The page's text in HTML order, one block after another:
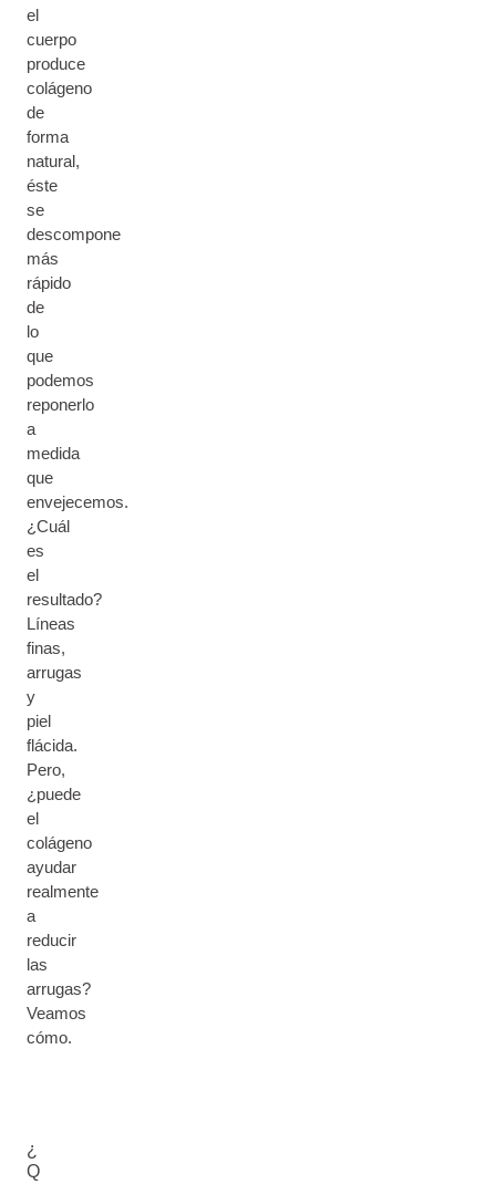
el
cuerpo
produce
colágeno
de
forma
natural,
éste
se
descompone
más
rápido
de
lo
que
podemos
reponerlo
a
medida
que
envejecemos.
¿Cuál
es
el
resultado?
Líneas
finas,
arrugas
y
piel
flácida.
Pero,
¿puede
el
colágeno
ayudar
realmente
a
reducir
las
arrugas?
Veamos
cómo.
¿
Q